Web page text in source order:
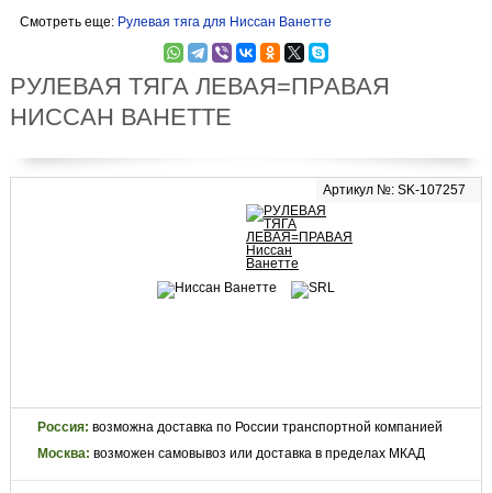
Смотреть еще: Рулевая тяга для Ниссан Ванетте
РУЛЕВАЯ ТЯГА ЛЕВАЯ=ПРАВАЯ
НИССАН ВАНЕТТЕ
Артикул №: SK-107257
Россия: возможна доставка по России транспортной компанией
Москва: возможен самовывоз или доставка в пределах МКАД